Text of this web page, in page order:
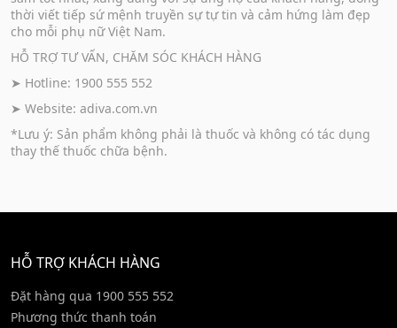
thời viết tiếp sứ mệnh truyền sự tự tin và cảm hứng làm đẹp
cho mỗi phụ nữ Việt Nam.
HỖ TRỢ TƯ VẤN, CHĂM SÓC KHÁCH HÀNG
➤ Hotline: 1900 555 552
➤ Website: adiva.com.vn
*Lưu ý: Sản phẩm không phải là thuốc và không có tác dụng
thay thế thuốc chữa bệnh.
HỖ TRỢ KHÁCH HÀNG
Đặt hàng qua 1900 555 552
Phương thức thanh toán